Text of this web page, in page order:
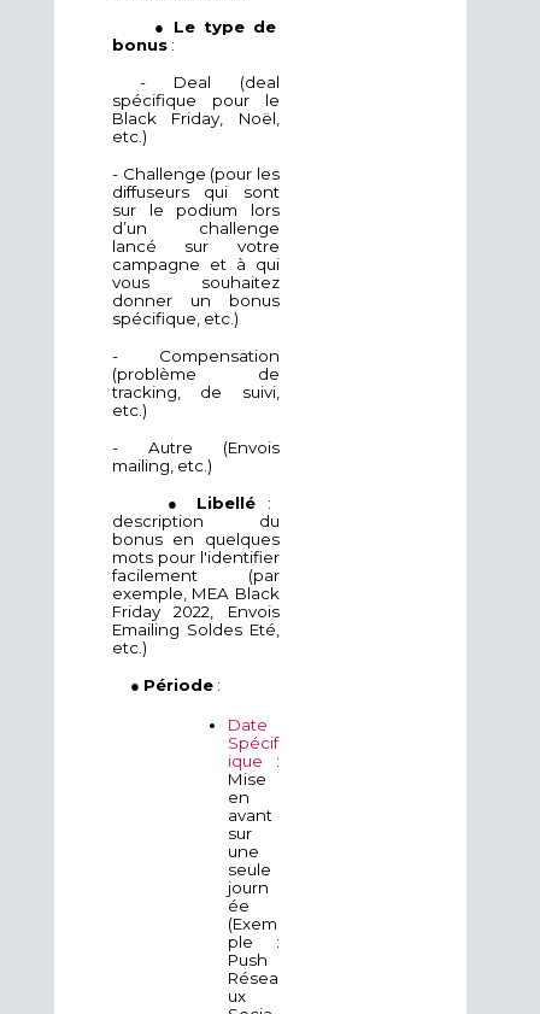
● Le type de
bonus :
- Deal (deal
spécifique pour le
Black Friday, Noël,
etc.)
- Challenge (pour les
diffuseurs qui sont
sur le podium lors
d’un challenge
lancé sur votre
campagne et à qui
vous souhaitez
donner un bonus
spécifique, etc.)
- Compensation
(problème de
tracking, de suivi,
etc.)
- Autre (Envois
mailing, etc.)
● Libellé :
description du
bonus en quelques
mots pour l'identifier
facilement (par
exemple, MEA Black
Friday 2022, Envois
Emailing Soldes Eté,
etc.)
● Période :
Date
Spécif
ique :
Mise
en
avant
sur
une
seule
journ
ée
(Exem
ple :
Push
Résea
ux